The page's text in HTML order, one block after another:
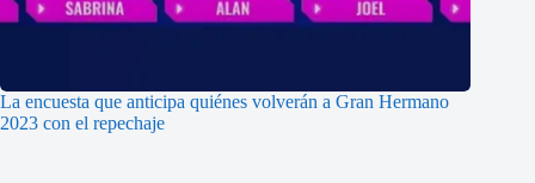
La encuesta que anticipa quiénes volverán a Gran Hermano
2023 con el repechaje